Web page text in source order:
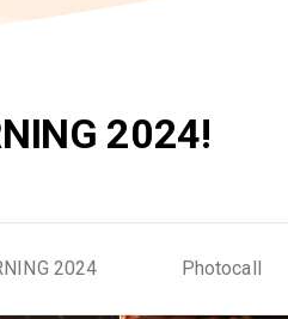
2024!
2024 Photocall